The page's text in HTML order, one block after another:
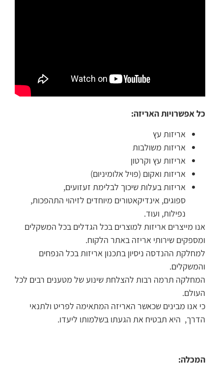
כל אפשרויות האריזה:
אריזות עץ
אריזות משולבות
אריזות עץ וקרטון
אריזות ואקום (פויל אלומיניום)
אריזות בעלות שיכוך לבלימת זעזועים,
ספוגים, אינדיקאטורים מיוחדים לזיהוי התהפכות,
נפילות, ועוד.
אנו מייצרים אריזות למוצרים בכל הגדלים בכל המשקלים
ומספקים שירותי אריזה באתר הלקוח.
למחלקת ההנדסה ניסיון בתכנון אריזות בכל הנפחים
והמשקלים.
המחלקה תרמה רבות להצלחת שינוע של מטענים רבים לכל
העולם.
כי אנו מבינים שכאשר האריזה המתאימה לפריט ולתנאי
הדרך, היא תבטיח את הגעתו בשלמותו ליעדו.
המכלה: